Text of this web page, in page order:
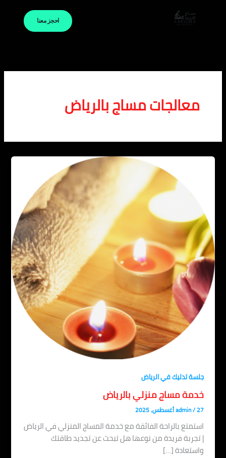
احجز معنا
معالجات مساج بالرياض
جلسة تدليك في الرياض
خدمة مساج منزلي بالرياض
admin/27 أغسطس، 2025
استمتع بالراحة الفائقة مع خدمة المساج المنزلي في الرياض
| تجربة فريدة من نوعها هل تبحث عن تجديد طاقتك
واستعادة […]